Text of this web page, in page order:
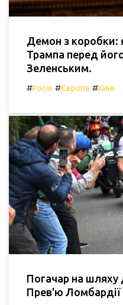
Демон з коробки:
Трампа перед
Зеленським.
#Росія #Європа #Київ
Погачар на шляху
Прев'ю Ломбардії